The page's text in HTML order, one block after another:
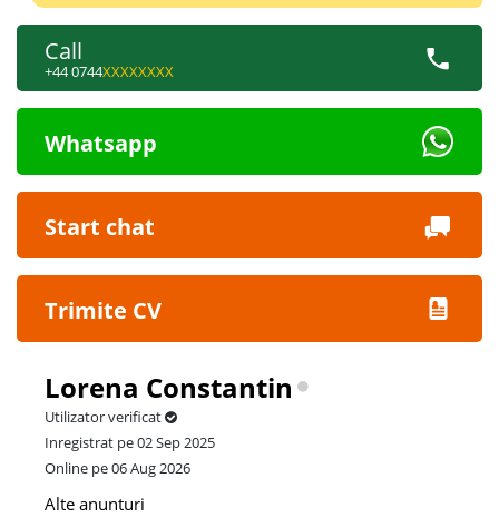
Call
+44 0744XXXXXXXX
Whatsapp
Start chat
Trimite CV
Lorena Constantin
Utilizator verificat
Inregistrat pe 02 Sep 2025
Online pe 06 Aug 2026
Alte anunturi